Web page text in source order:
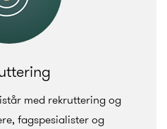
med rekruttering og
fagspesialister og